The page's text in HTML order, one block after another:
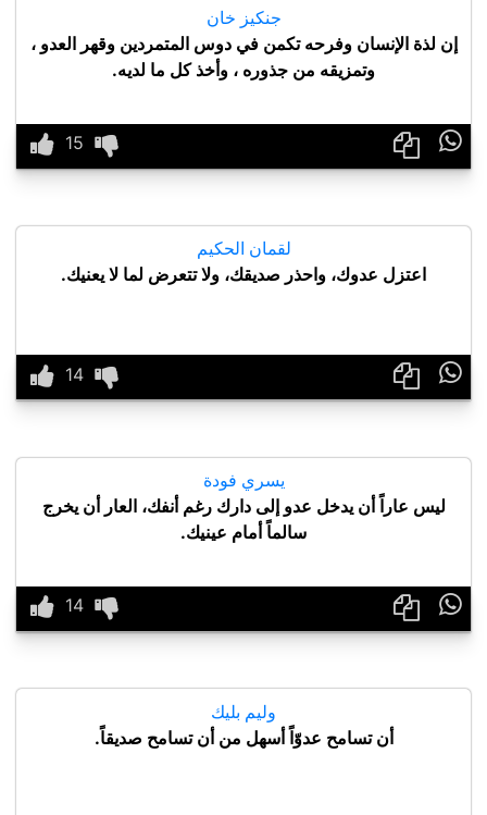
جنكيز خان
إن لذة الإنسان وفرحه تكمن في دوس المتمردين وقهر العدو ،
وتمزيقه من جذوره ، وأخذ كل ما لديه.

لقمان الحكيم
اعتزل عدوك، واحذر صديقك، ولا تتعرض لما لا يعنيك.

يسري فودة
ليس عاراً أن يدخل عدو إلى دارك رغم أنفك، العار أن يخرج
سالماً أمام عينيك.

وليم بليك
أن تسامح عدوّاً أسهل من أن تسامح صديقاً.